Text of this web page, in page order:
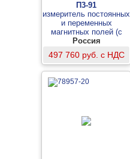
П3-91
измеритель постоянных
и переменных
магнитных полей (с
антеннами для
постоянных и
переменных полей)
Россия
497 760 руб. с НДС